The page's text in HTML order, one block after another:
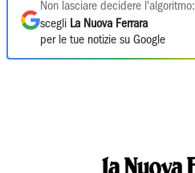
Non lasciare decidere l'algoritmo:
scegli La Nuova Ferrara
per le tue notizie su Google